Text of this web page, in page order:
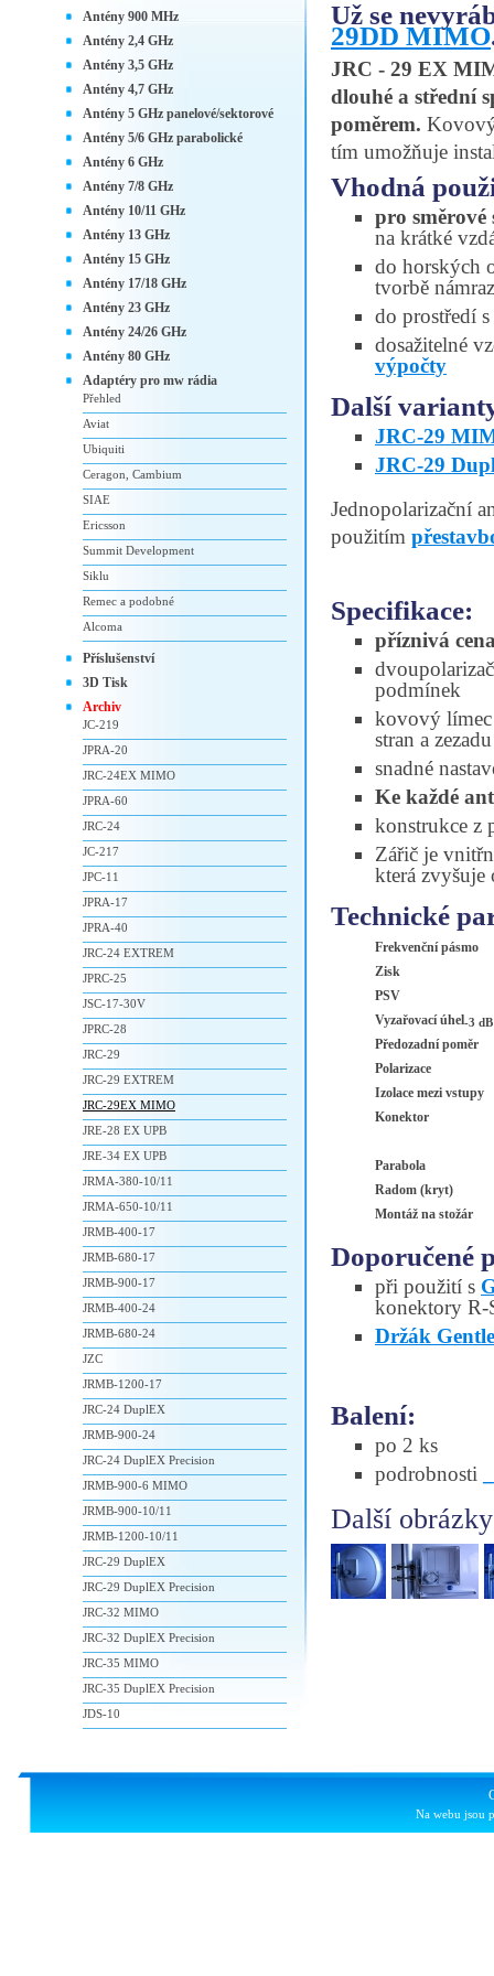
Už se
29DD MIMO
JRC - 29 EX
dlouhé a střední
poměrem.
tím umožňuje
Vhodná
pro směrové
na krátké
do horských
tvorbě
do prostředí
dosažitelné
výpočty
Další
JRC-29
JRC-29
Jednopolarizační
použitím
Specifikace:
příznivá
podmínek
kovový límec
stran a
snadné
Ke každé
konstrukce z
Zářič je
která
Technické
Frekvenční pásmo
Zisk
PSV
Vyzařovací úhel-3 dB
Předozadní poměr
Polarizace
Izolace mezi vstupy
Konektor
Parabola
Radom (kryt)
Montáž na stožár
Doporučené
při použití s
konektory
Držák
Balení:
po 2 ks
podrobnosti
Další
Antény 900 MHz
Antény 2,4 GHz
Antény 3,5 GHz
Antény 4,7 GHz
Antény 5 GHz panelové/sektorové
Antény 5/6 GHz parabolické
Antény 6 GHz
Antény 7/8 GHz
Antény 10/11 GHz
Antény 13 GHz
Antény 15 GHz
Antény 17/18 GHz
Antény 23 GHz
Antény 24/26 GHz
Antény 80 GHz
Adaptéry pro mw rádia
Přehled
Aviat
Ubiquiti
Ceragon, Cambium
SIAE
Ericsson
Summit Development
Siklu
Remec a podobné
Alcoma
Příslušenství
3D Tisk
Archiv
JC-219
JPRA-20
JRC-24EX MIMO
JPRA-60
JRC-24
JC-217
JPC-11
JPRA-17
JPRA-40
JRC-24 EXTREM
JPRC-25
JSC-17-30V
JPRC-28
JRC-29
JRC-29 EXTREM
JRC-29EX MIMO
JRE-28 EX UPB
JRE-34 EX UPB
JRMA-380-10/11
JRMA-650-10/11
JRMB-400-17
JRMB-680-17
JRMB-900-17
JRMB-400-24
JRMB-680-24
JZC
JRMB-1200-17
JRC-24 DuplEX
JRMB-900-24
JRC-24 DuplEX Precision
JRMB-900-6 MIMO
JRMB-900-10/11
JRMB-1200-10/11
JRC-29 DuplEX
JRC-29 DuplEX Precision
JRC-32 MIMO
JRC-32 DuplEX Precision
JRC-35 MIMO
JRC-35 DuplEX Precision
JDS-10
Na webu jsou